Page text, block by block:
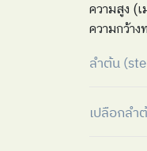
ความสูง (
ความกว้าง
ลำต้น
เปลือกลำ